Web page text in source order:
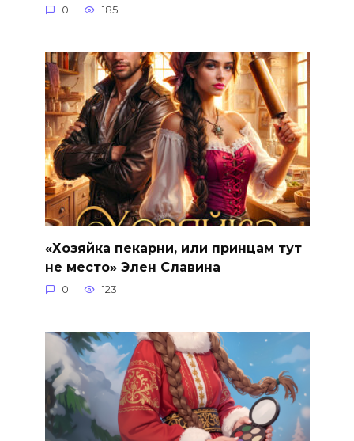
0 185
«Хозяйка пекарни, или принцам тут
не место» Элен Славина
0 123